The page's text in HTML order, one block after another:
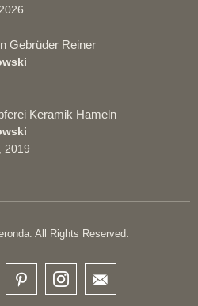
Gebrüder Reiner
Keramik Hameln
2019
All Rights Reserved.